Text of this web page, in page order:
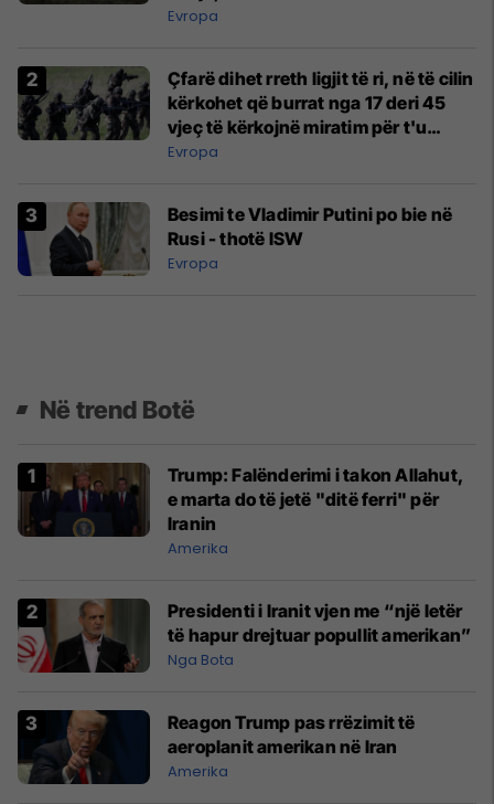
Evropa
Çfarë dihet rreth ligjit të ri, në të cilin
kërkohet që burrat nga 17 deri 45
vjeç të kërkojnë miratim për t'u
larguar nga Gjermania?
Evropa
Besimi te Vladimir Putini po bie në
Rusi - thotë ISW
Evropa
Në trend Botë
Trump: Falënderimi i takon Allahut,
e marta do të jetë "ditë ferri" për
Iranin
Amerika
Presidenti i Iranit vjen me “një letër
të hapur drejtuar popullit amerikan”
Nga Bota
Reagon Trump pas rrëzimit të
aeroplanit amerikan në Iran
Amerika